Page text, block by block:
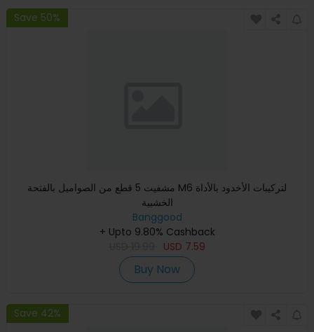
Save 50%
مشفيت 5 قطع من الصواميل بالفتحة M6 لتركيبات الأخدود بالأداة
الخشبية
Banggood
+ Upto 9.80% Cashback
USD 7.59
Buy Now
Save 42%